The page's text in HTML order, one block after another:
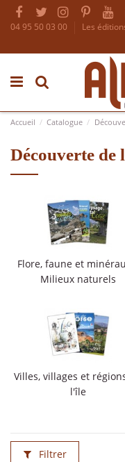
04 95 50 03 00 Les
Accueil Catalogue
Découverte de
Flore, faune et
Milieux naturels
Villes, villages et
l'île
Filtrer